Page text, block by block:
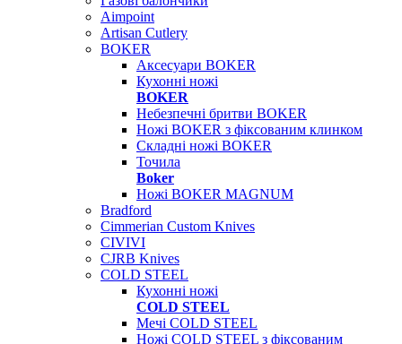
Aimpoint
Artisan Cutlery
BOKER
Аксесуари BOKER
Кухонні ножі
BOKER
Небезпечні бритви BOKER
Ножі BOKER з фіксованим клинком
Складні ножі BOKER
Точила
Boker
Ножі BOKER MAGNUM
Bradford
Cimmerian Custom Knives
CIVIVI
CJRB Knives
COLD STEEL
Кухонні ножі
COLD STEEL
Мечі COLD STEEL
Ножі COLD STEEL з фіксованим